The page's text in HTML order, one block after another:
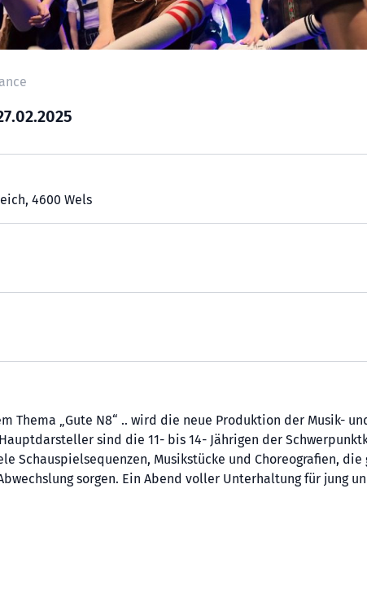
4600 Wels
Thema „Gute N8“ .. wird die neue Produktion der Musik-
sind die 11- bis 14- Jährigen der
Schauspielsequenzen, Musikstücke und Choreografien,
sorgen. Ein Abend voller Unterhaltung für jung